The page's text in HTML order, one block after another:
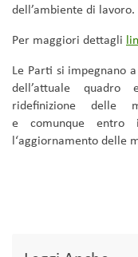
dell’ambiente di lavoro.
Per maggiori dettagli
Le Parti si impegnano
dell’attuale quadro
ridefinizione delle
e comunque
l‘aggiornamento delle